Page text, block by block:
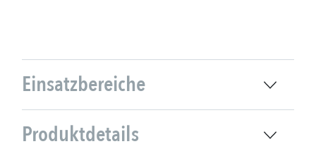
Einsatzbereiche
Produktdetails